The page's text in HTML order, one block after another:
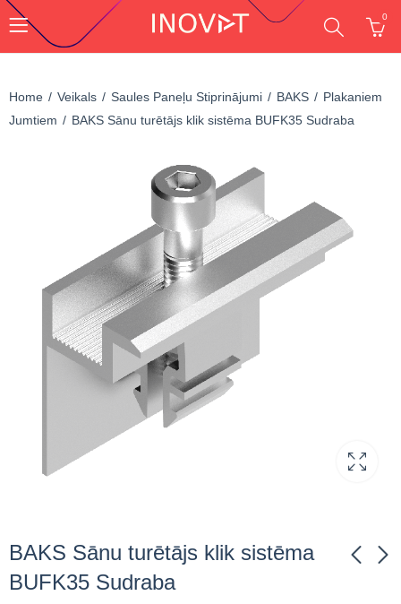
0
Home Veikals Saules Paneļu Stiprinājumi BAKS
Plakaniem
Jumtiem
BAKS Sānu turētājs klik sistēma BUFK35 Sudraba
BAKS Sānu turētājs klik sistēma
BUFK35 Sudraba